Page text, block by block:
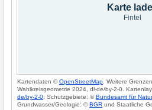
Karte
Fintel
Kartendaten ©OpenStreetMap . Weitere
Wahlkreisgeometrie 2024, dl-de/by-2-0.
de/by-2-0; Schutzgebiete: ©Bundesamt für
Grundwasser/Geologie: ©BGR und Staatliche